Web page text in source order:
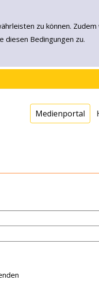
zu können.
diesen Bedingungen zu.
Medienportal